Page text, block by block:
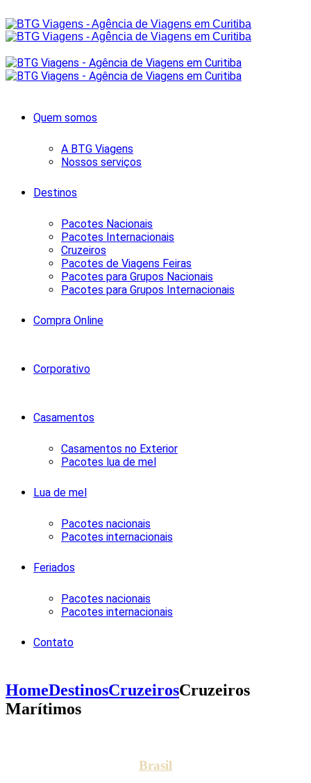
Quem somos
A BTG Viagens
Nossos serviços
Destinos
Pacotes Nacionais
Pacotes Internacionais
Cruzeiros
Pacotes de Viagens Feiras
Pacotes para Grupos Nacionais
Pacotes para Grupos Internacionais
Compra Online
Corporativo
Casamentos
Casamentos no Exterior
Pacotes lua de mel
Lua de mel
Pacotes nacionais
Pacotes internacionais
Feriados
Pacotes nacionais
Pacotes internacionais
Contato
HomeDestinosCruzeirosCruzeiros
Marítimos
Brasil